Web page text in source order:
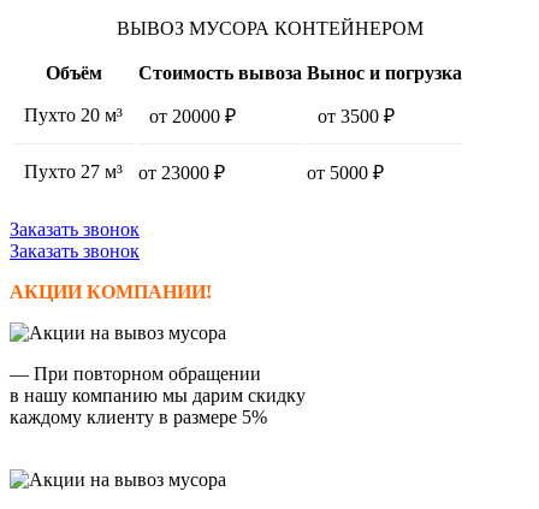
ВЫВОЗ МУСОРА КОНТЕЙНЕРОМ
Объём Стоимость вывоза Вынос и погрузка
Пухто 20 м³ от 20000 ₽ от 3500 ₽
Пухто 27 м³ от 23000 ₽ от 5000 ₽
Заказать звонок
Заказать звонок
АКЦИИ КОМПАНИИ!
— При повторном обращении
в нашу компанию мы дарим скидку
каждому клиенту в размере 5%